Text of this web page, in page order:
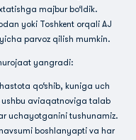
majbur bo‘ldik.
yoki Toshkent orqali AJ
parvoz qilish mumkin.
yangradi:
qo‘shib, kuniga uch
ushbu aviaqatnoviga talab
uchayotganini tushunamiz.
boshlanyapti va har